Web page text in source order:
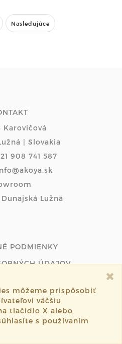
Nasledujúce
Karovičová
| Slovakia
908 741 587
Lužná
PODMIENKY
ÚDAJOV
ZMLUVY ONLINE
môžeme prispôsobiť
väčšiu
tlačidlo X alebo
s používaním